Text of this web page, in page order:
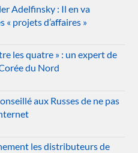
Adelfinsky : Il en va
« projets d’affaires »
les quatre » : un expert de
du Nord
aux Russes de ne pas
les distributeurs de